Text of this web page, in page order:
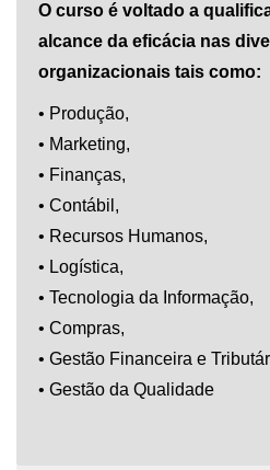
O curso é voltado a
alcance da eficácia nas
organizacionais tais como:
• Produção,
• Marketing,
• Finanças,
• Contábil,
• Recursos Humanos,
• Logística,
• Tecnologia da Informação,
• Compras,
• Gestão Financeira e
• Gestão da Qualidade